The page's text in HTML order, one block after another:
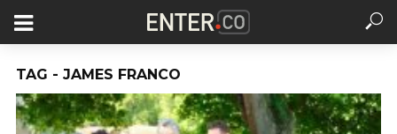
TAG - JAMES FRANCO